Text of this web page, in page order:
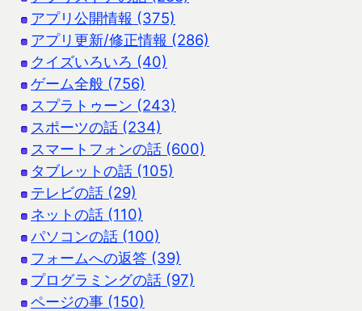
アプリ公開情報 (375)
アプリ更新/修正情報 (286)
クイズいろいろ (40)
ゲーム全般 (756)
スプラトゥーン (243)
スポーツの話 (234)
スマートフォンの話 (600)
タブレットの話 (105)
テレビの話 (29)
ネットの話 (110)
パソコンの話 (100)
フォームへの返答 (39)
プログラミングの話 (97)
ページの事 (150)